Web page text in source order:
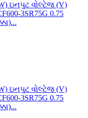
ઇનપુટ વોલ્ટેજ (V)
3SR75G 0.75
ઇનપુટ વોલ્ટેજ (V)
3SR75G 0.75